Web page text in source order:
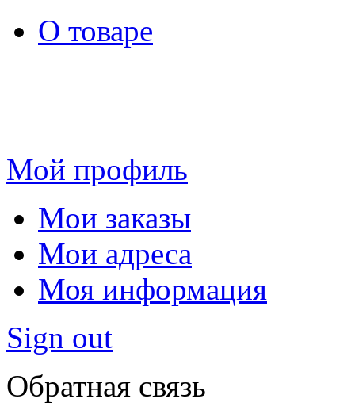
О товаре
Мой профиль
Мои заказы
Мои адреса
Моя информация
Sign out
Обратная связь